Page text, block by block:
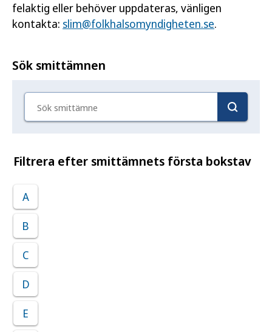
felaktig eller behöver uppdateras, vänligen
kontakta: slim@folkhalsomyndigheten.se.
Sök smittämnen
Filtrera efter smittämnets första bokstav
A
B
C
D
E